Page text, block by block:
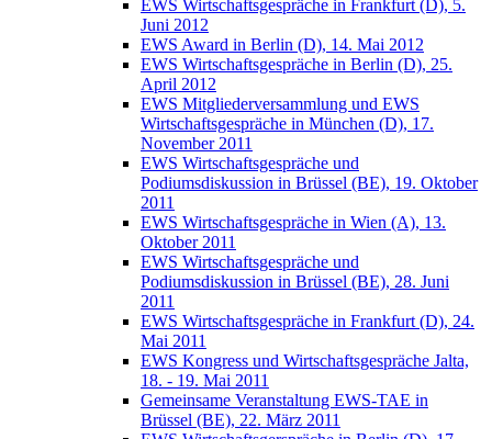
EWS Wirtschaftsgespräche in Frankfurt (D), 5.
Juni 2012
EWS Award in Berlin (D), 14. Mai 2012
EWS Wirtschaftsgespräche in Berlin (D), 25.
April 2012
EWS Mitgliederversammlung und EWS
Wirtschaftsgespräche in München (D), 17.
November 2011
EWS Wirtschaftsgespräche und
Podiumsdiskussion in Brüssel (BE), 19. Oktober
2011
EWS Wirtschaftsgespräche in Wien (A), 13.
Oktober 2011
EWS Wirtschaftsgespräche und
Podiumsdiskussion in Brüssel (BE), 28. Juni
2011
EWS Wirtschaftsgespräche in Frankfurt (D), 24.
Mai 2011
EWS Kongress und Wirtschaftsgespräche Jalta,
18. - 19. Mai 2011
Gemeinsame Veranstaltung EWS-TAE in
Brüssel (BE), 22. März 2011